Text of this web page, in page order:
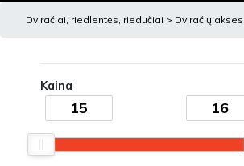
Dviračiai, riedlentės, riedučiai > Dviračių
Kaina